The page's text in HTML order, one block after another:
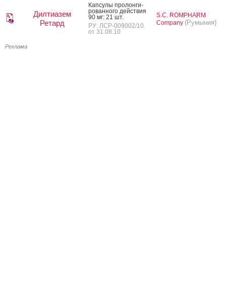
Дилтиазем
Ретард
Кап­су­лы про­лон­ги­
рован­но­го дей­ствия
90 мг: 21 шт.
РУ: ЛСР-009002/10
от 31.08.10
S.C. ROMPHARM
Company (Румыния)
Реклама